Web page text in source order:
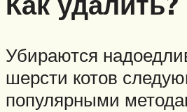
Убираются
шерсти котов
популярными